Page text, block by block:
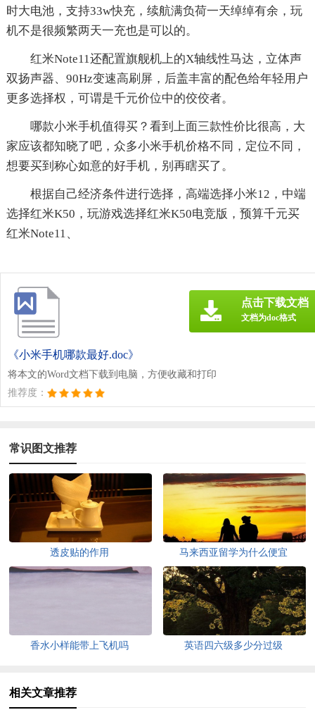
时大电池，支持33w快充，续航满负荷一天绰绰有余，玩
机不是很频繁两天一充也是可以的。
红米Note11还配置旗舰机上的X轴线性马达，立体声
双扬声器、90Hz变速高刷屏，后盖丰富的配色给年轻用户
更多选择权，可谓是千元价位中的佼佼者。
哪款小米手机值得买？看到上面三款性价比很高，大
家应该都知晓了吧，众多小米手机价格不同，定位不同，
想要买到称心如意的好手机，别再瞎买了。
根据自己经济条件进行选择，高端选择小米12，中端
选择红米K50，玩游戏选择红米K50电竞版，预算千元买
红米Note11、
《小米手机哪款最好.doc》
将本文的Word文档下载到电脑，方便收藏和打印
推荐度：
点击下载文档
文档为doc格式
常识图文推荐
透皮贴的作用 马来西亚留学为什么便宜
香水小样能带上飞机吗 英语四六级多少分过级
相关文章推荐